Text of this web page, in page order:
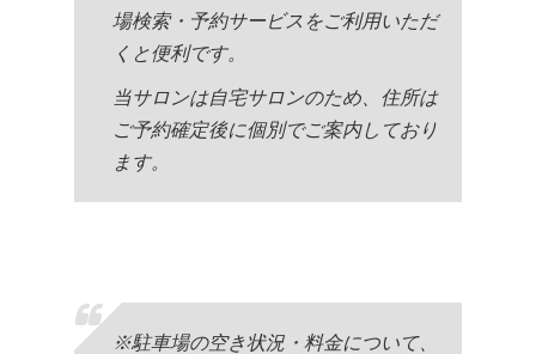
場検索・予約サービスをご利用いただ
くと便利です。
当サロンは自宅サロンのため、住所は
ご予約確定後に個別でご案内しており
ます。
※駐車場の空き状況・料金について、